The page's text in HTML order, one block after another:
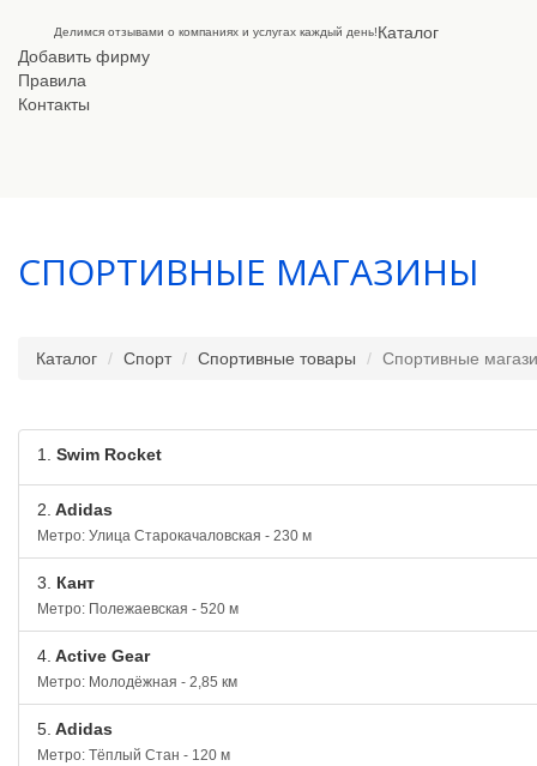
Делимся отзывами о компаниях и услугах каждый день!Каталог
Добавить фирму
Правила
Контакты
СПОРТИВНЫЕ МАГАЗИНЫ
Каталог Спорт Спортивные товары Спортивные
1. Swim Rocket
2. Adidas
Метро: Улица Старокачаловская - 230 м
3. Кант
Метро: Полежаевская - 520 м
4. Active Gear
Метро: Молодёжная - 2,85 км
5. Adidas
Метро: Тёплый Стан - 120 м